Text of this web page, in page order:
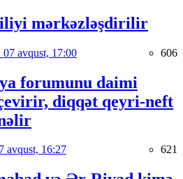
mərkəzləşdirilir
07 avqust, 17:00 606
forumunu daimi
diqqət qeyri-neft
avqust, 16:27 621